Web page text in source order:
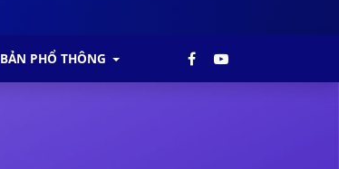
BẢN PHỔ THÔNG